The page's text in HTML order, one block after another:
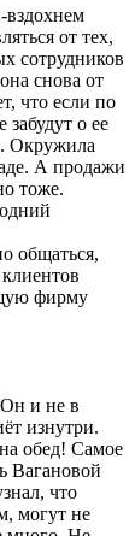
вздохнем
от тех,
сотрудников
снова от
что если по
о ее
Окружила
А продажи
тоже.
общаться,
фирму
Он и не в
изнутри.
обед! Самое
Вагановой
что
могут не